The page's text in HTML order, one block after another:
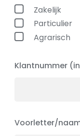
Zakelijk
Particulier
Agrarisch
Klantnummer
Voorletter/